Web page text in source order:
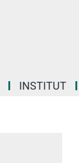
INSTITUT